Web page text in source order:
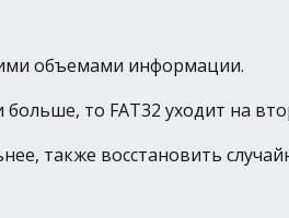
объемами информации.
то FAT32 уходит на
также восстановить